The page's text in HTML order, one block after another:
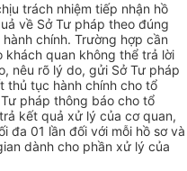
trách nhiệm tiếp nhận hồ
về Sở Tư pháp theo đúng
chính. Trường hợp cần
khách quan không thể trả lời
nêu rõ lý do, gửi Sở Tư pháp
thủ tục hành chính cho tổ
pháp thông báo cho tổ
kết quả xử lý của cơ quan,
đa 01 lần đối với mỗi hồ sơ và
dành cho phần xử lý của